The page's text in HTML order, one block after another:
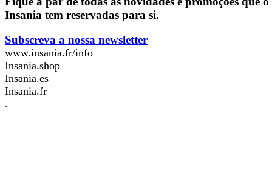
Insania tem reservadas para si.
Subscreva a nossa newsletter
www.insania.fr/info
Insania.shop
Insania.es
Insania.fr
.